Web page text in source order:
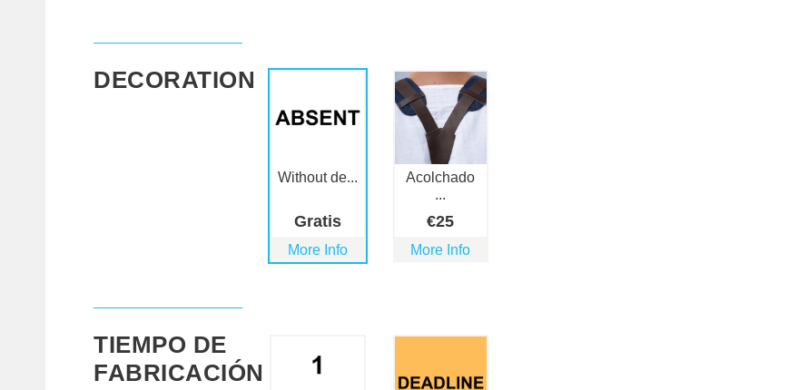
DECORATION
Without de...
Gratis
More Info
Acolchado
...
€25
More Info
TIEMPO DE
FABRICACIÓN